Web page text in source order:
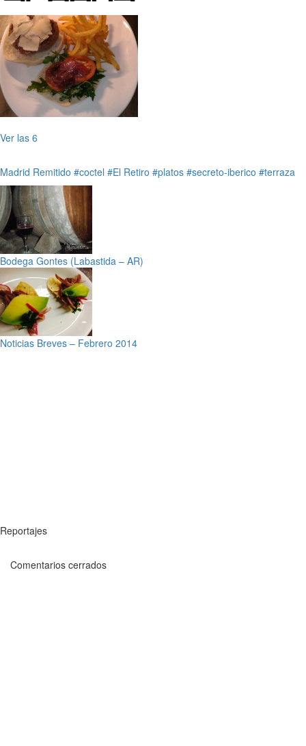
Ver las 6
Madrid Remitido #coctel #El Retiro #platos #secreto-iberico #terraza
Bodega Gontes (Labastida – AR)
Noticias Breves – Febrero 2014
Reportajes
Comentarios cerrados